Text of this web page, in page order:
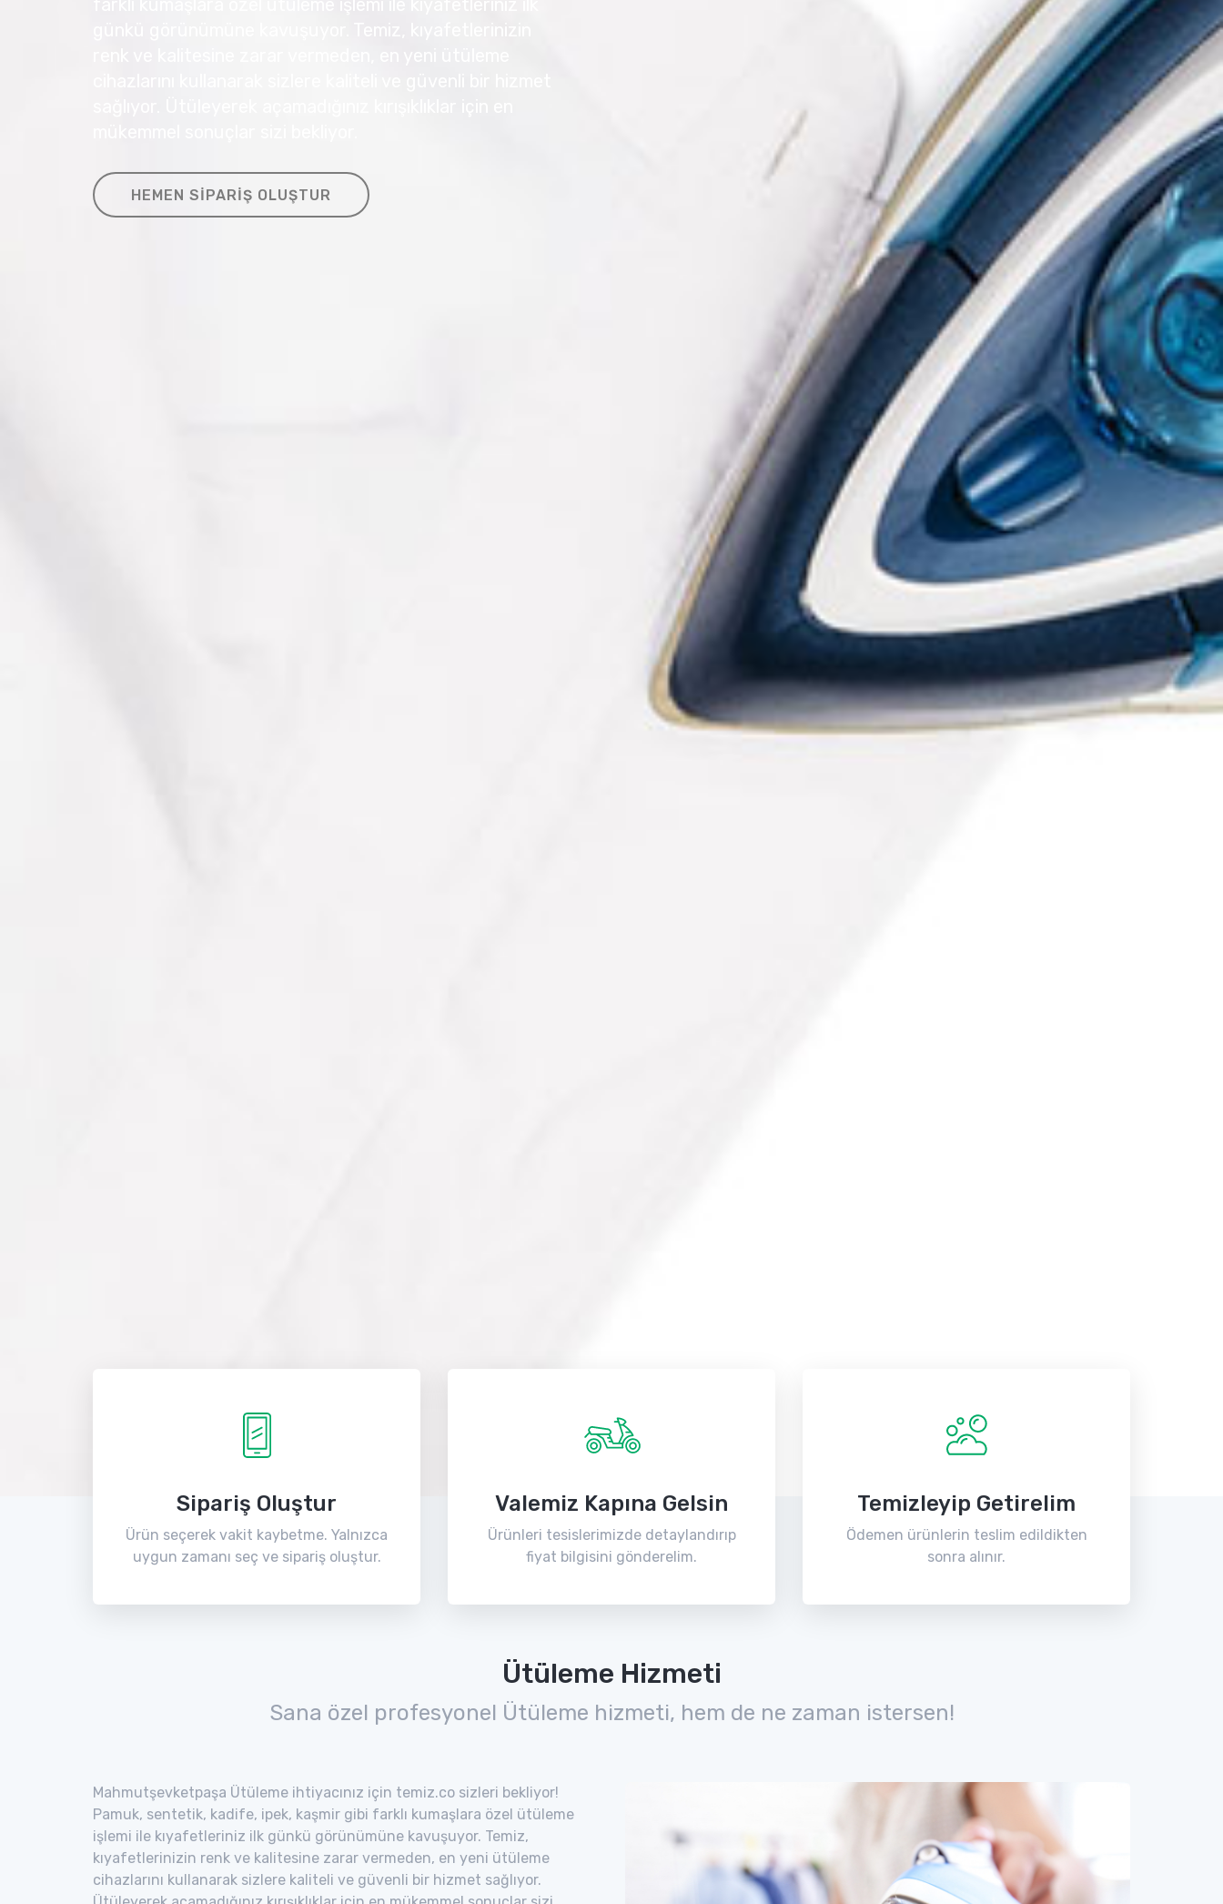
HEMEN SIPARIŞ OLUŞTUR
Sipariş Oluştur
Ürün seçerek vakit kaybetme. Yalnızca
uygun zamanı seç ve sipariş oluştur.
Valemiz Kapına Gelsin
Ürünleri tesislerimizde detaylandırıp
fiyat bilgisini gönderelim.
Temizleyip Getirelim
Ödemen ürünlerin teslim edildikten
sonra alınır.
Ütüleme Hizmeti
Sana özel profesyonel Ütüleme hizmeti, hem de ne zaman istersen!
Mahmutşevketpaşa Ütüleme ihtiyacınız için temiz.co sizleri bekliyor!
Pamuk, sentetik, kadife, ipek, kaşmir gibi farklı kumaşlara özel ütüleme
işlemi ile kıyafetleriniz ilk günkü görünümüne kavuşuyor. Temiz,
kıyafetlerinizin renk ve kalitesine zarar vermeden, en yeni ütüleme
cihazlarını kullanarak sizlere kaliteli ve güvenli bir hizmet sağlıyor.